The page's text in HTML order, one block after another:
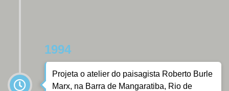
1994
Projeta o atelier do paisagista Roberto Burle
Marx, na Barra de Mangaratiba, Rio de